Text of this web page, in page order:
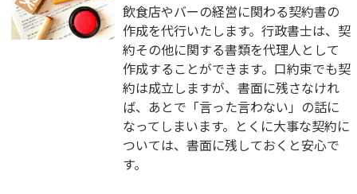
飲食店やバーの経営に関わる契約書の
作成を代行いたします。行政書士は、契
約その他に関する書類を代理人として
作成することができます。口約束でも契
約は成立しますが、書面に残さなけれ
ば、あとで「言った言わない」の話に
なってしまいます。とくに大事な契約に
ついては、書面に残しておくと安心で
す。